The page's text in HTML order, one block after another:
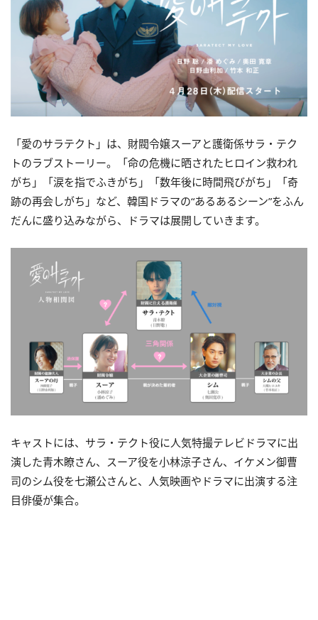
「愛のサラテクト」は、財閥令嬢スーアと護衛係サラ・テク
トのラブストーリー。「命の危機に晒されたヒロイン救われ
がち」「涙を指でふきがち」「数年後に時間飛びがち」「奇
跡の再会しがち」など、韓国ドラマの“あるあるシーン”をふん
だんに盛り込みながら、ドラマは展開していきます。
キャストには、サラ・テクト役に人気特撮テレビドラマに出
演した青木瞭さん、スーア役を小林涼子さん、イケメン御曹
司のシム役を七瀬公さんと、人気映画やドラマに出演する注
目俳優が集合。